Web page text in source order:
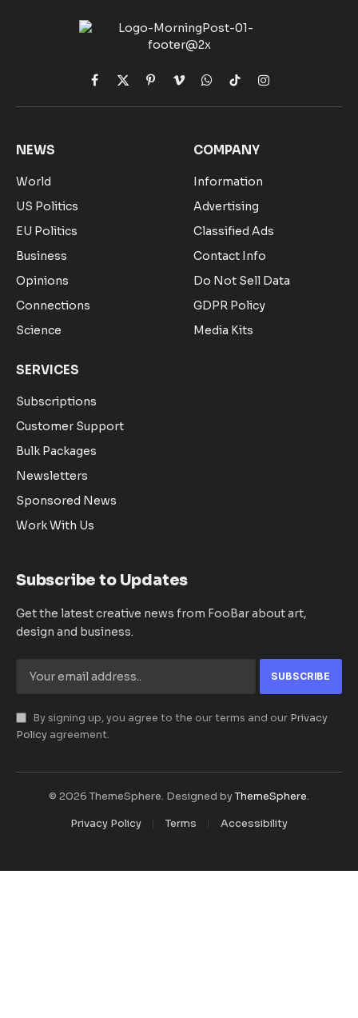
Facebook
X
(Twitter)
Pinterest
VimeoWhatsApp
TikTokInstagram
NEWS
World
US Politics
EU Politics
Business
Opinions
Connections
Science
COMPANY
Information
Advertising
Classified Ads
Contact Info
Do Not Sell Data
GDPR Policy
Media Kits
SERVICES
Subscriptions
Customer Support
Bulk Packages
Newsletters
Sponsored News
Work With Us
Subscribe to Updates
Get the latest creative news from FooBar about art,
design and business.
By signing up, you agree to the our terms and our Privacy
Policy agreement.
© 2026 ThemeSphere. Designed byThemeSphere.
Privacy Policy
Terms Accessibility